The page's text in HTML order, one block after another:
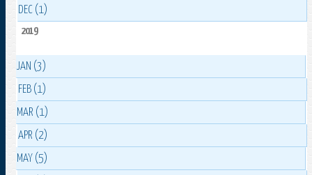
DEC (1)
2019
JAN (3)
FEB (1)
MAR (1)
APR (2)
MAY (5)